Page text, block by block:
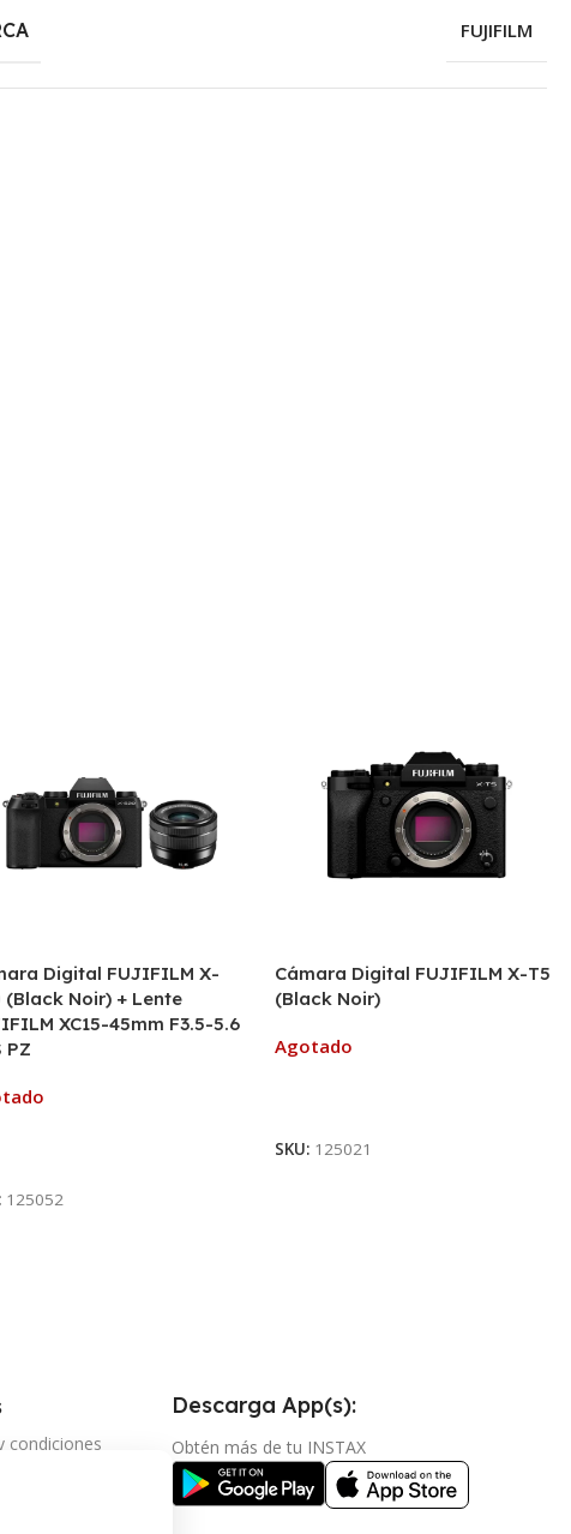
FUJIFILM
Digital FUJIFILM X-
(Black Noir) + Lente
XC15-45mm F3.5-5.6
PZ
125052
Cámara Digital FUJIFILM X-T5
(Black Noir)
Agotado
SKU: 125021
condiciones
Descarga App(s):
Obtén más de tu INSTAX